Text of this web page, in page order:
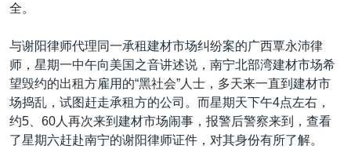
关注西藏
关注新疆
GEN Z 看美国
全。
与谢阳律师代理同一承租建材市场纠纷案的广西覃永沛律
师，星期一中午向美国之音讲述说，南宁北部湾建材市场希
望毁约的出租方雇用的“黑社会”人士，多天来一直到建材市
场捣乱，试图赶走承租方的公司。而星期天下午4点左右，
约5、60人再次来到建材市场闹事，报警后警察来到，查看
了星期六赶赴南宁的谢阳律师证件，对其身份有所了解。